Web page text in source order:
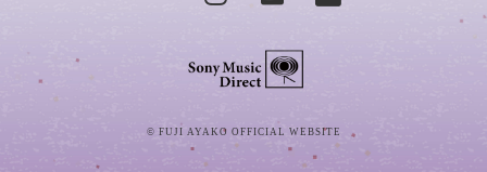
© FUJI AYAKO OFFICIAL WEBSITE